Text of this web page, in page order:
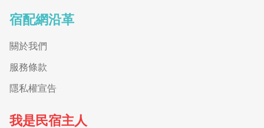
宿配網沿革
關於我們
服務條款
隱私權宣告
我是民宿主人